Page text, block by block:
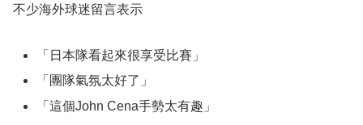
不少海外球迷留言表示
「日本隊看起來很享受比賽」
「團隊氣氛太好了」
「這個John Cena手勢太有趣」